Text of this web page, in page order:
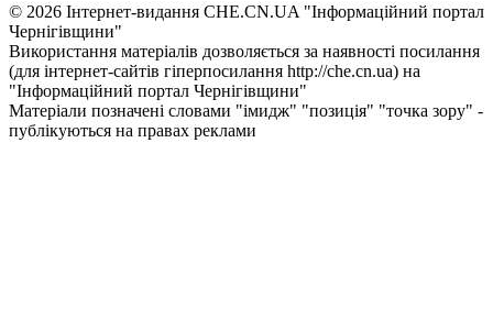
© 2026 Інтернет-видання CHE.CN.UA "Інформаційний портал
Чернiгiвщини"
Використання матеріалів дозволяється за наявності посилання
(для інтернет-сайтів гіперпосилання http://che.cn.ua) на
"Інформаційний портал Чернiгiвщини"
Матеріали позначені словами "імидж" "позиція" "точка зору" -
публікуються на правах реклами